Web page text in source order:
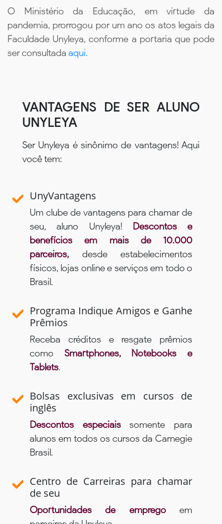
O Ministério da Educação, em virtude da
pandemia, prorrogou por um ano os atos legais da
Faculdade Unyleya, conforme a portaria que pode
ser consultada aqui.
VANTAGENS DE SER ALUNO
UNYLEYA
Ser Unyleya é sinônimo de vantagens! Aqui
você tem:
UnyVantagens
Um clube de vantagens para chamar de
seu, aluno Unyleya! Descontos e
benefícios em mais de 10.000
parceiros, desde estabelecimentos
físicos, lojas online e serviços em todo o
Brasil.
Programa Indique Amigos e Ganhe
Prêmios
Receba créditos e resgate prêmios
como Smartphones, Notebooks e
Tablets.
Bolsas exclusivas em cursos de
inglês
Descontos especiaissomente para
alunos em todos os cursos da Carnegie
Brasil.
Centro de Carreiras para chamar
de seu
Oportunidades de empregoem